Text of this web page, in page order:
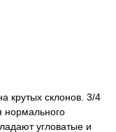
крутых склонов. 3/4
нормального
угловатые и